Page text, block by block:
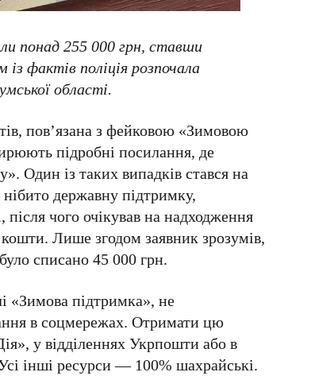
понад 255 000 грн, ставши
фактів поліція розпочала
області.
пов’язана з фейковою «Зимовою
підробні посилання, де
Один із таких випадків стався на
державну підтримку,
чого очікував на надходження
Лише згодом заявник зрозумів,
списано 45 000 грн.
«Зимова підтримка», не
в соцмережах. Отримати цю
у відділеннях Укрпошти або в
інші ресурси — 100% шахрайські.